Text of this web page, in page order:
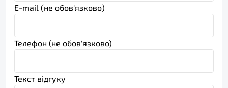
E-mail (не обов'язково)
Телефон (не обов'язково)
Текст відгуку